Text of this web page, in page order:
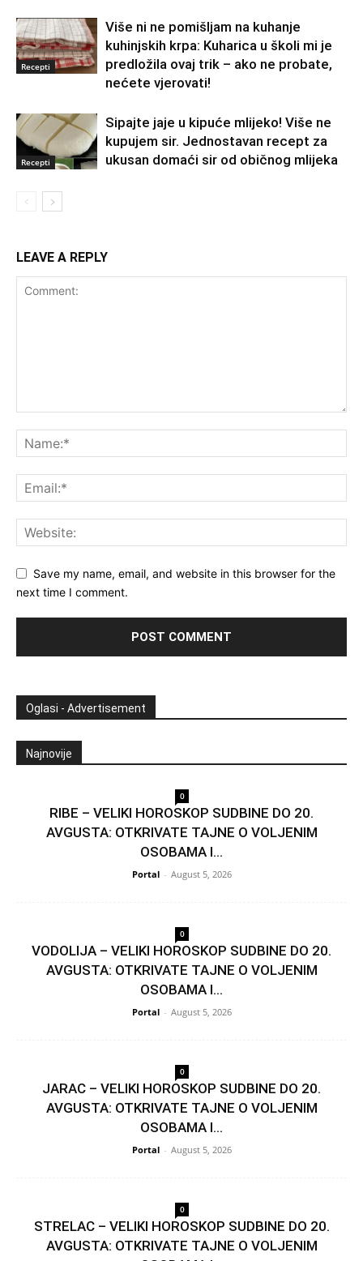
Recepti
Više ni ne pomišljam na kuhanje
kuhinjskih krpa: Kuharica u školi mi je
predložila ovaj trik – ako ne probate,
nećete vjerovati!
Recepti
Sipajte jaje u kipuće mlijeko! Više ne
kupujem sir. Jednostavan recept za
ukusan domaći sir od običnog mlijeka
LEAVE A REPLY
Save my name, email, and website in this browser for the
next time I comment.
Oglasi - Advertisement
Najnovije
0
RIBE – VELIKI HOROSKOP SUDBINE DO 20.
AVGUSTA: OTKRIVATE TAJNE O VOLJENIM
OSOBAMA I...
Portal - August 5, 2026
0
VODOLIJA – VELIKI HOROSKOP SUDBINE DO 20.
AVGUSTA: OTKRIVATE TAJNE O VOLJENIM
OSOBAMA I...
Portal - August 5, 2026
0
JARAC – VELIKI HOROSKOP SUDBINE DO 20.
AVGUSTA: OTKRIVATE TAJNE O VOLJENIM
OSOBAMA I...
Portal - August 5, 2026
0
STRELAC – VELIKI HOROSKOP SUDBINE DO 20.
AVGUSTA: OTKRIVATE TAJNE O VOLJENIM